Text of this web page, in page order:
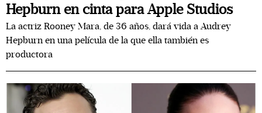
Hepburn en cinta para Apple Studios
La actriz Rooney Mara, de 36 años, dará vida a Audrey
Hepburn en una película de la que ella también es
productora